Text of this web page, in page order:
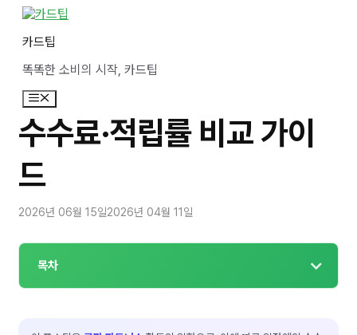
카드팁
똑똑한 소비의 시작, 카드팁
메
뉴
수수료·적립률 비교 가이
드
2026년 06월 15일2026년 04월 11일
목차